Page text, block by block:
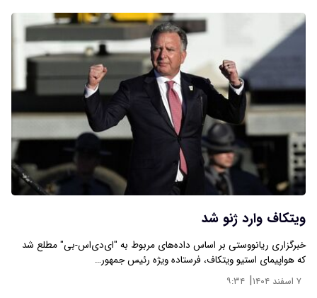
ویتکاف وارد ژنو شد
خبرگزاری ریانووستی بر اساس داده‌های مربوط به "ای‌دی‌اس-بی" مطلع شد
که هواپیمای استیو ویتکاف، فرستاده ویژه رئیس جمهور…
۷ اسفند ۱۴۰۴ | ۹:۳۴